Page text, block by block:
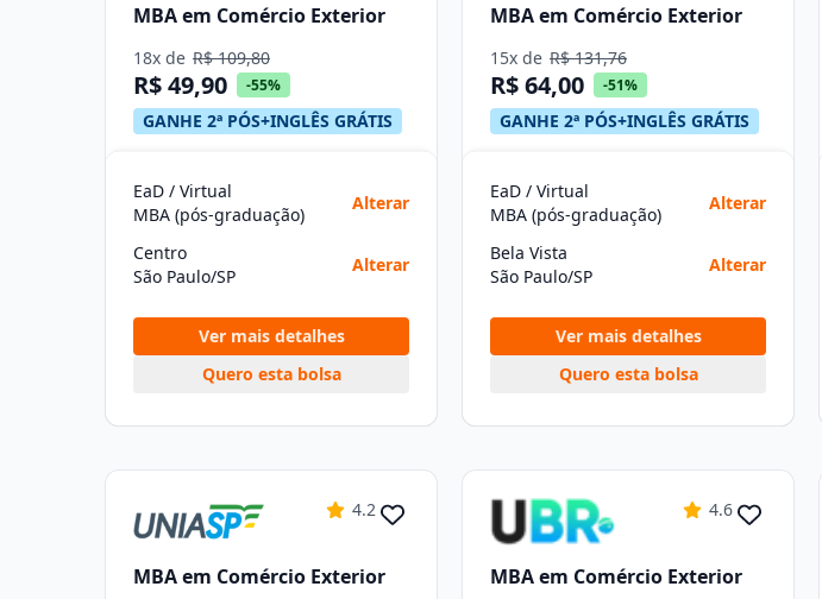
MBA em Comércio Exterior
18x de R$ 109,80
R$ 49,90 -55%
GANHE 2ª PÓS+INGLÊS GRÁTIS
EaD / Virtual
MBA (pós-graduação)
Alterar
Centro
São Paulo/SP
Alterar
Ver mais detalhes
Quero esta bolsa
MBA em Comércio Exterior
15x de R$ 131,76
R$ 64,00 -51%
GANHE 2ª PÓS+INGLÊS GRÁTIS
EaD / Virtual
MBA (pós-graduação)
Alterar
Bela Vista
São Paulo/SP
Alterar
Ver mais detalhes
Quero esta bolsa
4.2
MBA em Comércio Exterior
4.6
MBA em Comércio Exterior